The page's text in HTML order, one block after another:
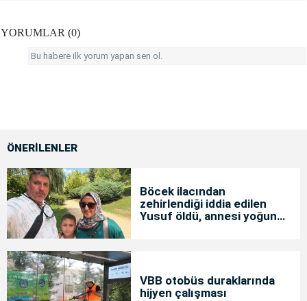
YORUMLAR (0)
Bu habere ilk yorum yapan sen ol.
ÖNERİLENLER
Böcek ilacından
zehirlendiği iddia edilen
Yusuf öldü, annesi yoğun
VBB otobüs duraklarında
hijyen çalışması